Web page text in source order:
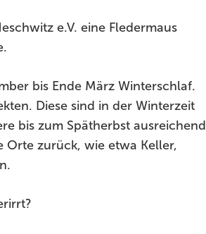
e.V. eine Fledermaus
bis Ende März Winterschlaf.
Diese sind in der Winterzeit
bis zum Spätherbst ausreichend
Orte zurück, wie etwa Keller,